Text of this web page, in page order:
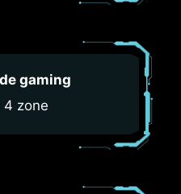
gaming
4 zone